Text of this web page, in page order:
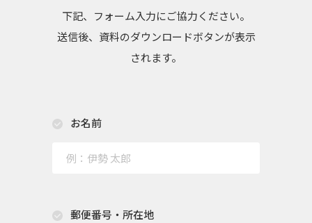
下記、フォーム入力にご協力ください。
送信後、資料のダウンロードボタンが表示
されます。
お名前
郵便番号・所在地